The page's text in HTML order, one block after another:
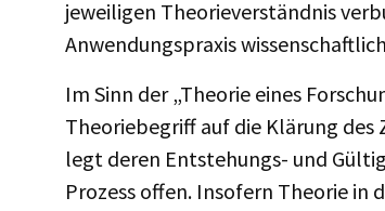
jeweiligen Theorieverständnis
Anwendungspraxis
Im Sinn der „Theorie eines
Theoriebegriff auf die Klärung
legt deren Entstehungs- und
Prozess offen. Insofern Theorie in